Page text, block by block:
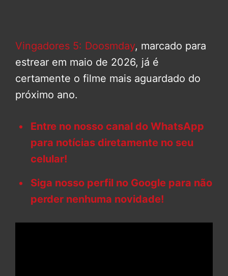
Vingadores 5: Doosmday, marcado para
estrear em maio de 2026, já é
certamente o filme mais aguardado do
próximo ano.
Entre no nosso canal do WhatsApp
para notícias diretamente no seu
celular!
Siga nosso perfil no Google para não
perder nenhuma novidade!